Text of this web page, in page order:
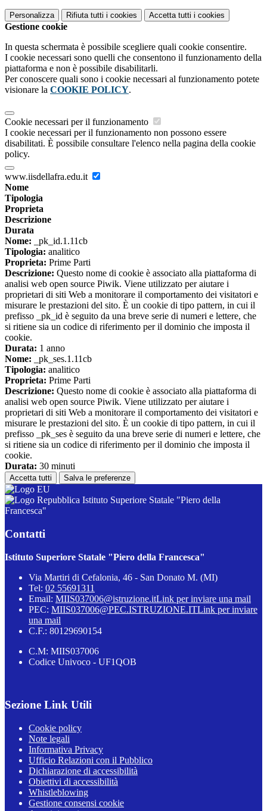
Personalizza Rifiuta tutti i cookies Accetta tutti i cookies
Gestione cookie
In questa schermata è possibile scegliere quali cookie consentire.
I cookie necessari sono quelli che consentono il funzionamento della
piattaforma e non è possibile disabilitarli.
Per conoscere quali sono i cookie necessari al funzionamento potete
visionare la COOKIE POLICY.
Cookie necessari per il funzionamento
I cookie necessari per il funzionamento non possono essere
disabilitati. È possibile consultare l'elenco nella pagina della cookie
policy.
www.iisdellafra.edu.it
Nome
Tipologia
Proprieta
Descrizione
Durata
Nome: _pk_id.1.11cb
Tipologia: analitico
Proprieta: Prime Parti
Descrizione: Questo nome di cookie è associato alla piattaforma di
analisi web open source Piwik. Viene utilizzato per aiutare i
proprietari di siti Web a monitorare il comportamento dei visitatori e
misurare le prestazioni del sito. È un cookie di tipo pattern, in cui il
prefisso _pk_id è seguito da una breve serie di numeri e lettere, che
si ritiene sia un codice di riferimento per il dominio che imposta il
cookie.
Durata: 1 anno
Nome: _pk_ses.1.11cb
Tipologia: analitico
Proprieta: Prime Parti
Descrizione: Questo nome di cookie è associato alla piattaforma di
analisi web open source Piwik. Viene utilizzato per aiutare i
proprietari di siti Web a monitorare il comportamento dei visitatori e
misurare le prestazioni del sito. È un cookie di tipo pattern, in cui il
prefisso _pk_ses è seguito da una breve serie di numeri e lettere, che
si ritiene sia un codice di riferimento per il dominio che imposta il
cookie.
Durata: 30 minuti
Accetta tutti Salva le preferenze
Istituto Superiore Statale "Piero della
Francesca"
Contatti
Istituto Superiore Statale "Piero della Francesca"
Via Martiri di Cefalonia, 46 - San Donato M. (MI)
Tel: 02 55691311
Email: MIIS037006@istruzione.itLink per inviare una mail
PEC: MIIS037006@PEC.ISTRUZIONE.ITLink per inviare
una mail
C.F.: 80129690154
C.M: MIIS037006
Codice Univoco - UF1QOB
Sezione Link Utili
Cookie policy
Note legali
Informativa Privacy
Ufficio Relazioni con il Pubblico
Dichiarazione di accessibilità
Obiettivi di accessibilità
Whistleblowing
Gestione consensi cookie